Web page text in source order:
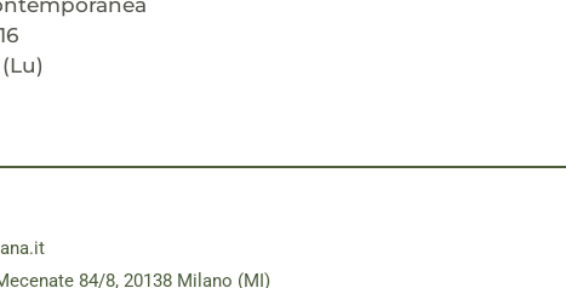
84/8, 20138 Milano (MI)